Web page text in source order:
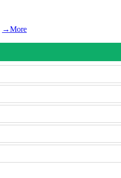
→More